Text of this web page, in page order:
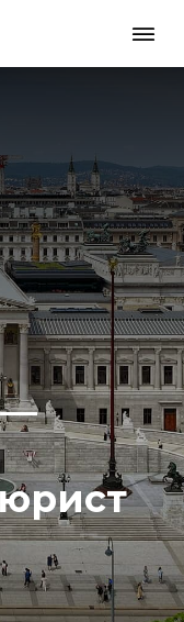
—